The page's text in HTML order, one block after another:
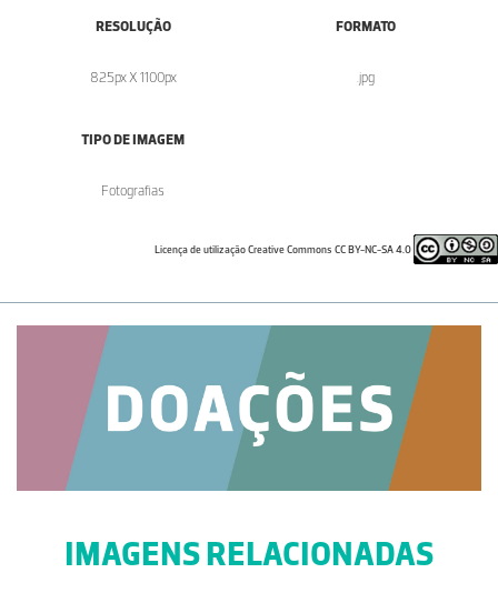
RESOLUÇÃO
825px X 1100px
FORMATO
.jpg
TIPO DE IMAGEM
Fotografias
Licença de utilização Creative Commons CC BY-NC-SA 4.0
IMAGENS RELACIONADAS